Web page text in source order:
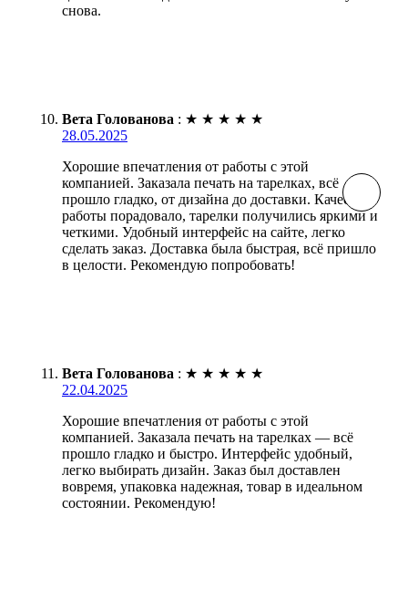
снова.
Вета Голованова : ★ ★ ★ ★ ★
28.05.2025
Хорошие впечатления от работы с этой
компанией. Заказала печать на тарелках, всё
прошло гладко, от дизайна до доставки. Качество
работы порадовало, тарелки получились яркими и
четкими. Удобный интерфейс на сайте, легко
сделать заказ. Доставка была быстрая, всё пришло
в целости. Рекомендую попробовать!
Вета Голованова : ★ ★ ★ ★ ★
22.04.2025
Хорошие впечатления от работы с этой
компанией. Заказала печать на тарелках — всё
прошло гладко и быстро. Интерфейс удобный,
легко выбирать дизайн. Заказ был доставлен
вовремя, упаковка надежная, товар в идеальном
состоянии. Рекомендую!